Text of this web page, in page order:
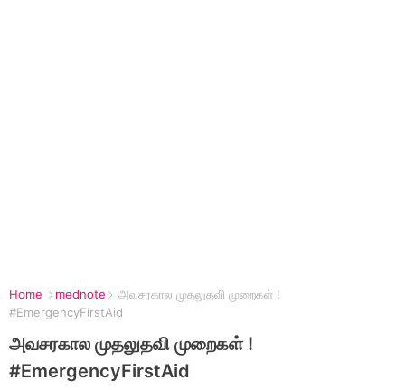
Home mednote
அவசரகால முதலுதவி முறைகள் !
#EmergencyFirstAid
அவசரகால முதலுதவி முறைகள் !
#EmergencyFirstAid